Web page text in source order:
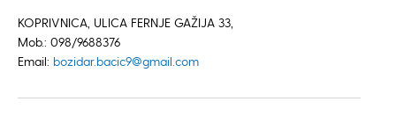
KOPRIVNICA, ULICA FERNJE GAŽIJA 33,
Mob.: 098/9688376
Email: bozidar.bacic9@gmail.com